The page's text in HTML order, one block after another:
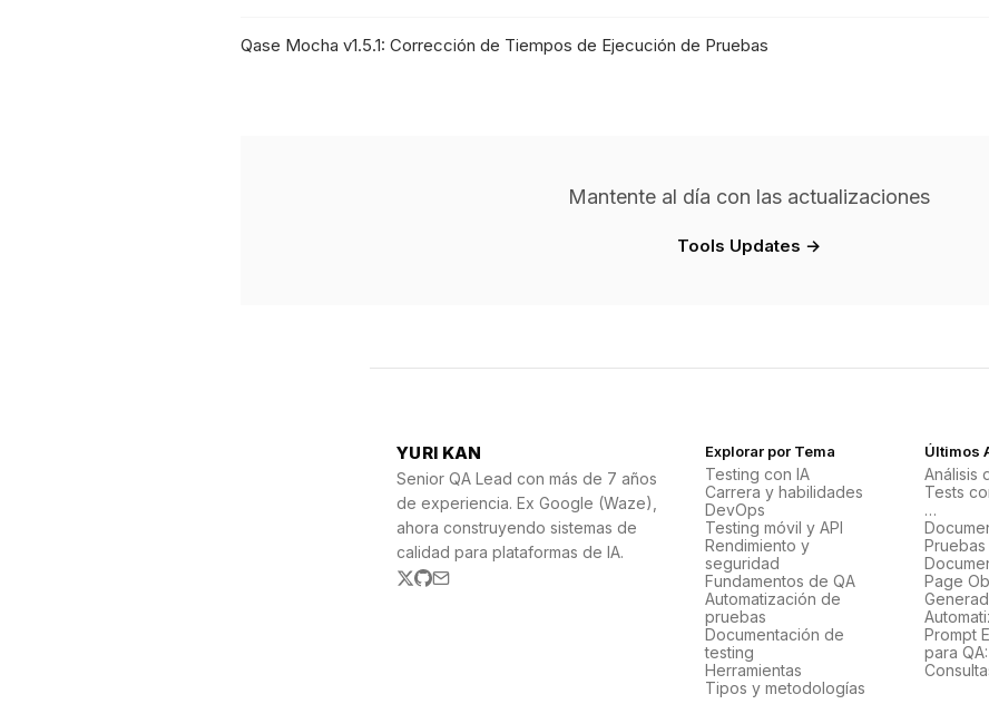
Qase Mocha v1.5.1: Corrección de Tiempos de Ejecución de Pruebas
Mantente al día con las actualizaciones
Tools Updates →
YURI KAN
Senior QA Lead con más de 7 años
de experiencia. Ex Google (Waze),
ahora construyendo sistemas de
calidad para plataformas de IA.
Explorar por Tema
Testing con IA
Carrera y habilidades
DevOps
Testing móvil y API
Rendimiento y
seguridad
Fundamentos de QA
Automatización de
pruebas
Documentación de
testing
Herramientas
Tipos y metodologías
Últimos
Análisis
Tests
…
Pruebas
Page
Prompt
para